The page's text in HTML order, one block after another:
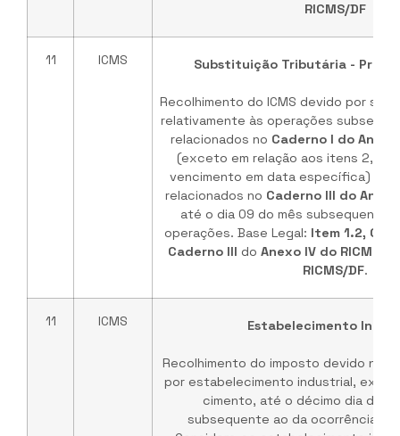
RICMS/DF
11 ICMS Substituição Tributária -
Recolhimento do ICMS devido por
relativamente às operações
relacionados no Caderno I do Anexo
(exceto em relação aos itens 2, 3 e
vencimento em data específica) e
relacionados no Caderno III do
até o dia 09 do mês subsequente
operações. Base Legal: Item 1.2,
Caderno III do Anexo IV do RICMS/
RICMS/DF.
11 ICMS Estabelecimento
Recolhimento do imposto devido nas
por estabelecimento industrial,
cimento, até o décimo dia do
subsequente ao da ocorrência